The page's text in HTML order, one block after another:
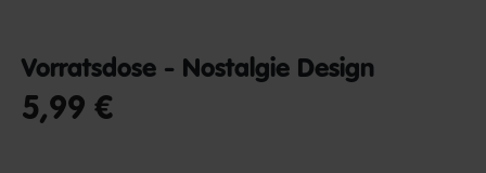
Vorratsdose - Nostalgie Design
undefined out of 5 Customer Rating
5,99 €